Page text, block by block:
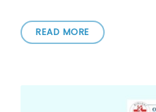
READ MORE